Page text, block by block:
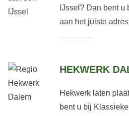
IJssel? Dan bent
aan het juiste
HEKWERK
Hekwerk laten
bent u bij